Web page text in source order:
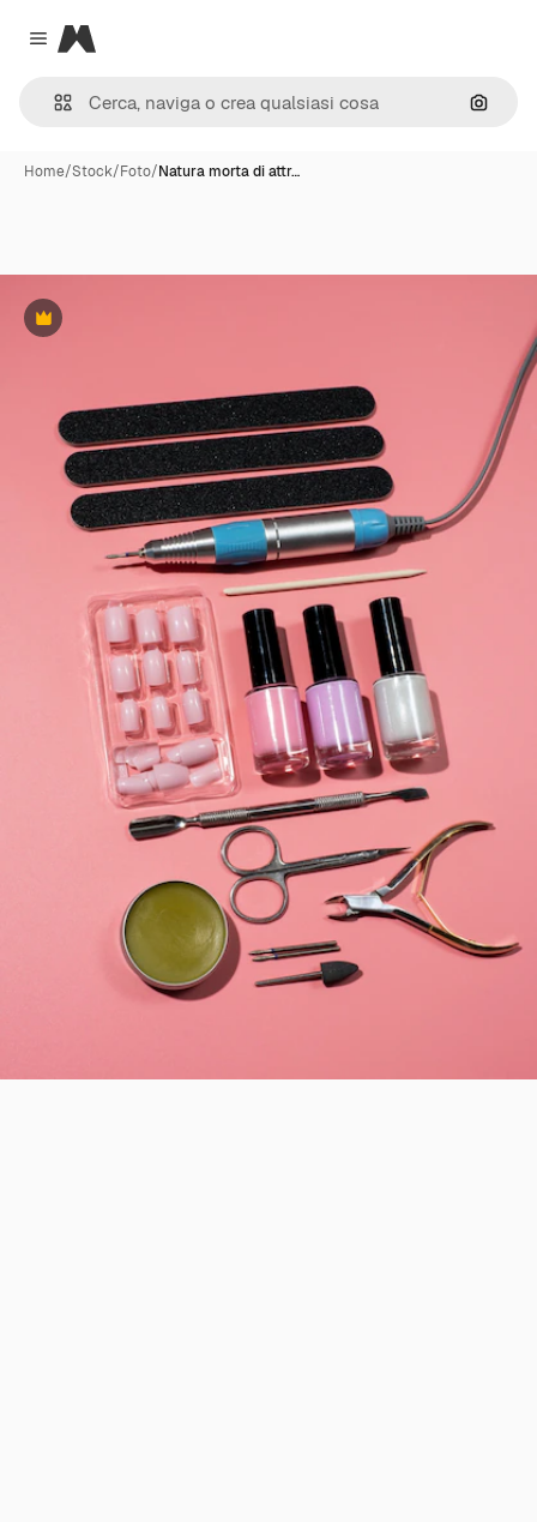
Close menu
Magnific
Cerca
Home/Stock/Foto/Natura morta di attr…
Premium